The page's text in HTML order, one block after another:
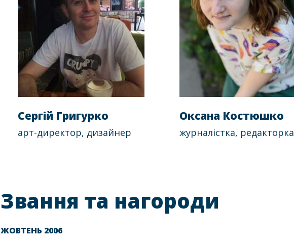
Сергій Григурко
арт-директор, дизайнер
Оксана Костюшко
журналістка, редакторка
Звання та нагороди
ЖОВТЕНЬ 2006